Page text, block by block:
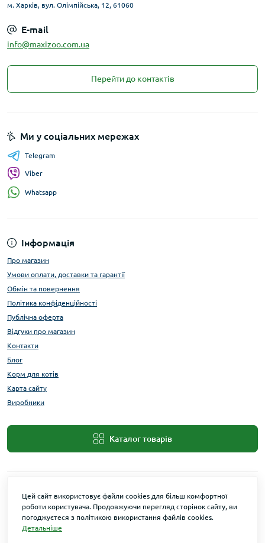
м. Харків, вул. Олімпійська, 12, 61060
E-mail
info@maxizoo.com.ua
Перейти до контактів
Інформація
Про магазин
Умови оплати, доставки та гарантії
Обмін та повернення
Політика конфіденційності
Публічна оферта
Відгуки про магазин
Контакти
Блог
Корм для котів
Карта сайту
Виробники
Каталог товарів
Ми у соціальних мережах
Telegram
Viber
Whatsapp
Цей сайт використовує файли cookies для більш комфортної
роботи користувача. Продовжуючи перегляд сторінок сайту, ви
погоджуєтеся з політикою використання файлів cookies.
Детальніше